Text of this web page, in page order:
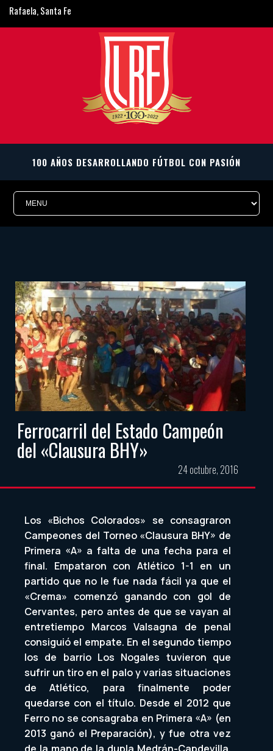
Rafaela, Santa Fe
ligarafaelina@gmail.com
Ferrocarril del Estado Campeón
del «Clausura BHY»
24 octubre, 2016
Los «Bichos Colorados» se consagraron
Campeones del Torneo «Clausura BHY» de
Primera «A» a falta de una fecha para el
final. Empataron con Atlético 1-1 en un
partido que no le fue nada fácil ya que el
«Crema» comenzó ganando con gol de
Cervantes, pero antes de que se vayan al
entretiempo Marcos Valsagna de penal
consiguió el empate. En el segundo tiempo
los de barrio Los Nogales tuvieron que
sufrir un tiro en el palo y varias situaciones
de Atlético, para finalmente poder
quedarse con el título. Desde el 2012 que
Ferro no se consagraba en Primera «A» (en
2013 ganó el Preparación), y fue otra vez